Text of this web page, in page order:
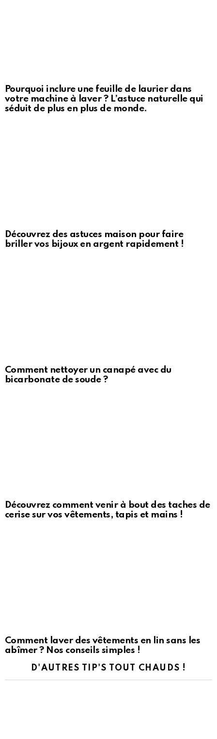
Pourquoi inclure une feuille de laurier dans
votre machine à laver ? L’astuce naturelle qui
séduit de plus en plus de monde.
Découvrez des astuces maison pour faire
briller vos bijoux en argent rapidement !
Comment nettoyer un canapé avec du
bicarbonate de soude ?
Découvrez comment venir à bout des taches de
cerise sur vos vêtements, tapis et mains !
Comment laver des vêtements en lin sans les
abîmer ? Nos conseils simples !
D'AUTRES TIP'S TOUT CHAUDS !